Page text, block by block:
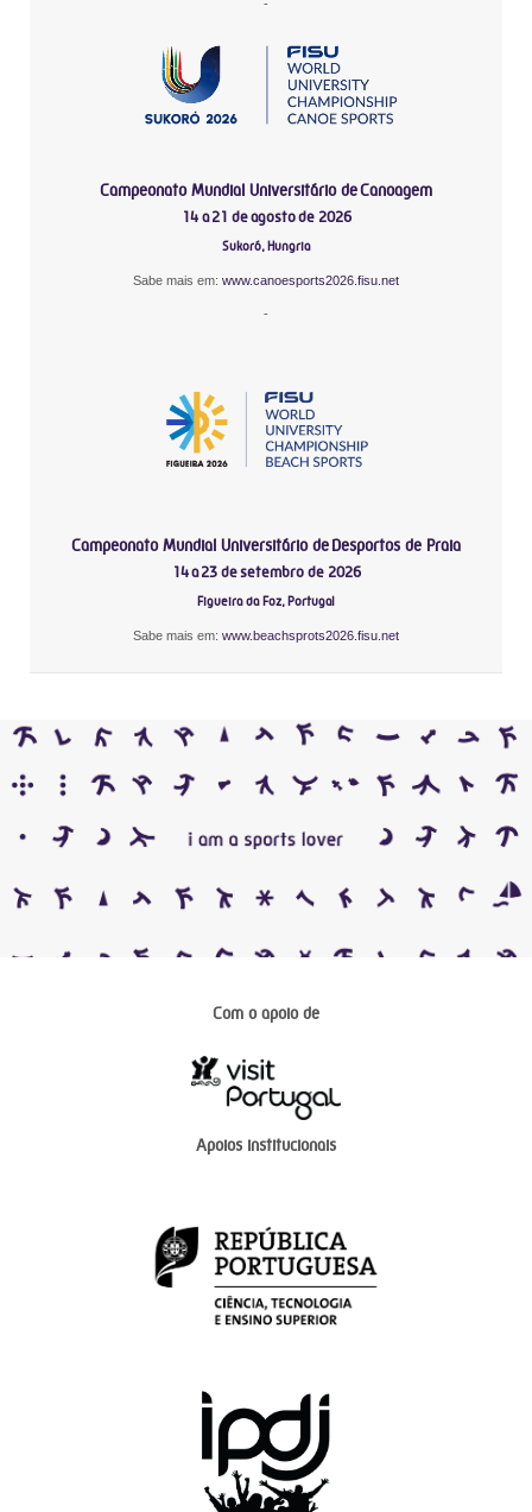
-
Campeonato Mundial Universitário de Canoagem
14 a 21 de agosto de 2026
Sukoró, Hungria
Sabe mais em: www.canoesports2026.fisu.net
-
Campeonato Mundial Universitário de Desportos de Praia
14 a 23 de setembro de 2026
Figueira da Foz, Portugal
Sabe mais em: www.beachsprots2026.fisu.net
Com o apoio de
Apoios institucionais